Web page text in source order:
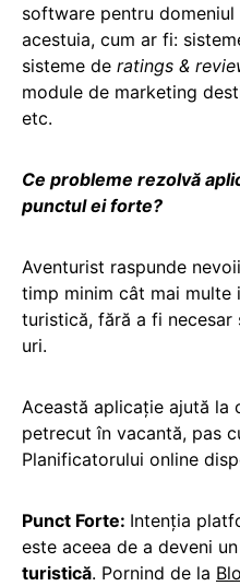
software pentru
acestuia, cum ar fi:
sisteme de ratings &
module de marketing
etc.
Ce probleme rezolvă
punctul ei forte?
Aventurist raspunde
timp minim cât mai multe
turistică, fără a fi
uri.
Această aplicație ajută la
petrecut în vacantă, pas
Planificatorului online
Punct Forte: Intenția
este aceea de a deveni un
turistică. Pornind de la